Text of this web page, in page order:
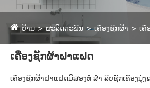
ບ້ານ ຜະລິດຕະພັນ ເຄື່ອງຊັກຜ້າ ເ
ເຄື່ອງຊັກຜ້າຝາແຝດ
ເຄື່ອງຊັກຜ້າຝາແຝດມີສອງທໍ່ ສຳ ລັບຊັກເຄື່ອງນຸ່ງ